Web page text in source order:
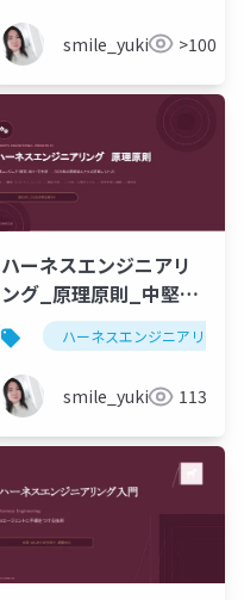
smile_yukiko_it>100
ハーネスエンジニアリ
ング_原理原則_中堅理
系.pptxハーネスエンジニアリング
smile_yukiko_it113